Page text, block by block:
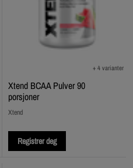
Xtend BCAA Pulver 90
porsjoner
+ 4 varianter
Xtend
Registrer deg